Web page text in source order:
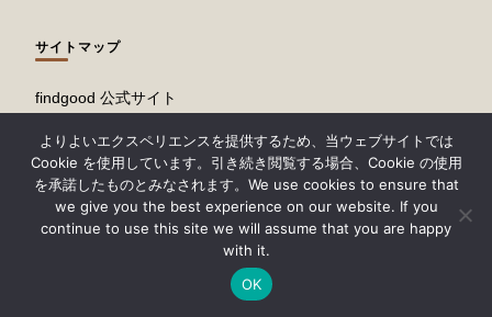
サイトマップ
findgood 公式サイト
広告掲載・情報提供について
記事一覧
知る
知る・障害について
よりよいエクスペリエンスを提供するため、当ウェブサイトでは
Cookie を使用しています。引き続き閲覧する場合、Cookie の使用
を承諾したものとみなされます。We use cookies to ensure that
we give you the best experience on our website. If you
continue to use this site we will assume that you are happy
with it.
OK